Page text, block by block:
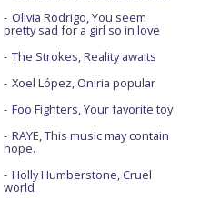
Olivia Rodrigo, You seem
pretty sad for a girl so in love
The Strokes, Reality awaits
Xoel López, Oniria popular
Foo Fighters, Your favorite toy
RAYE, This music may contain
hope.
Holly Humberstone, Cruel
world